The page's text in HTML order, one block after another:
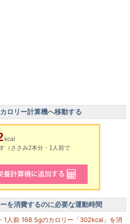
ロリー計算機へ移動する
kcal
（ささみ2本分・1人前で
を消費するのに必要な運動時間
1人前 168.5gのカロリー「302kcal」を消